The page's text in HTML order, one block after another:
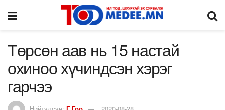
Төрсөн аав нь 15 настай
охиноо хүчиндсэн хэрэг
гарчээ